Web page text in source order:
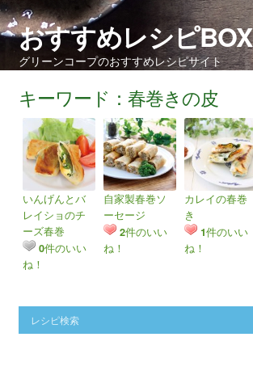
おすすめレシピBOX
グリーンコープのおすすめレシピサイト
キーワード：春巻きの皮
いんげんとバ
レイショのチ
ーズ春巻
0件のいい
ね！
自家製春巻ソ
ーセージ
2件のいい
ね！
カレイの春巻
き
1件のいい
ね！